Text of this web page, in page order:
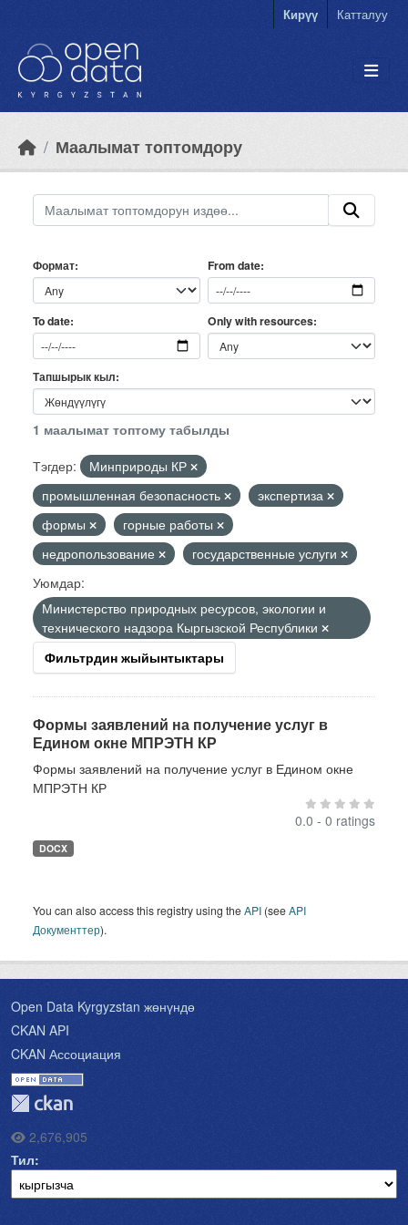
Кирүү Катталуу
Маалымат топтомдору
Формат From date
To date Only with resources
Тапшырык кыл
1 маалымат топтому табылды
Тэгдер:
Минприроды КР
промышленная безопасность
экспертиза
формы
горные работы
недропользование
государственные услуги
Уюмдар:
Министерство природных ресурсов, экологии и
технического надзора Кыргызской Республики
Фильтрдин жыйынтыктары
Формы заявлений на получение услуг в
Едином окне МПРЭТН КР
Формы заявлений на получение услуг в Едином окне
МПРЭТН КР
0.0 - 0 ratings
DOCX
You can also access this registry using theAPI (seeAPI
Документтер).
Open Data Kyrgyzstan жөнүндө
CKAN API
CKAN Ассоциация
2,676,905
Тил